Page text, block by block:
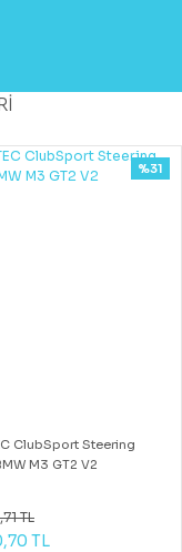
ClubSport Steering
M3 GT2 V2
%31
TL
TL